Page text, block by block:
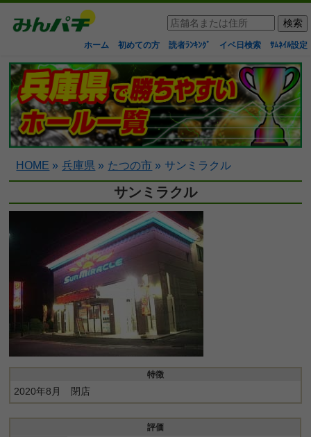
ホーム 初めての方 読者ﾗﾝｷﾝｸﾞ イベ日検索 ｻﾑﾈｲﾙ設定
HOME » 兵庫県 » たつの市 » サンミラクル
サンミラクル
特徴
2020年8月 閉店
評価